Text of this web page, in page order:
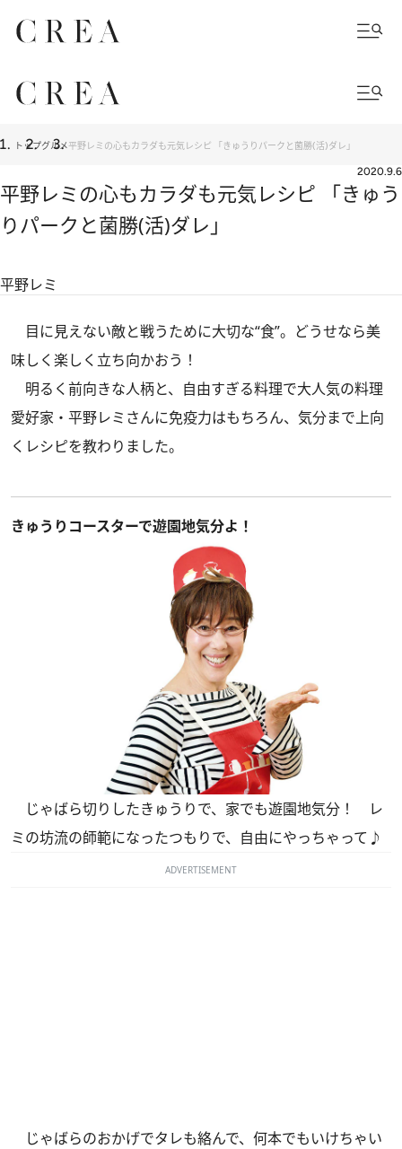
トップグルメ平野レミの心もカラダも元気レシピ 「きゅうりパークと菌勝(活)ダレ」
2020.9.6
平野レミの心もカラダも元気レシピ 「きゅう
りパークと菌勝(活)ダレ」
平野レミ
目に見えない敵と戦うために大切な“食”。どうせなら美
味しく楽しく立ち向かおう！
明るく前向きな人柄と、自由すぎる料理で大人気の料理
愛好家・平野レミさんに免疫力はもちろん、気分まで上向
くレシピを教わりました。
きゅうりコースターで遊園地気分よ！
じゃばら切りしたきゅうりで、家でも遊園地気分！ レ
ミの坊流の師範になったつもりで、自由にやっちゃって♪
ADVERTISEMENT
じゃばらのおかげでタレも絡んで、何本でもいけちゃい